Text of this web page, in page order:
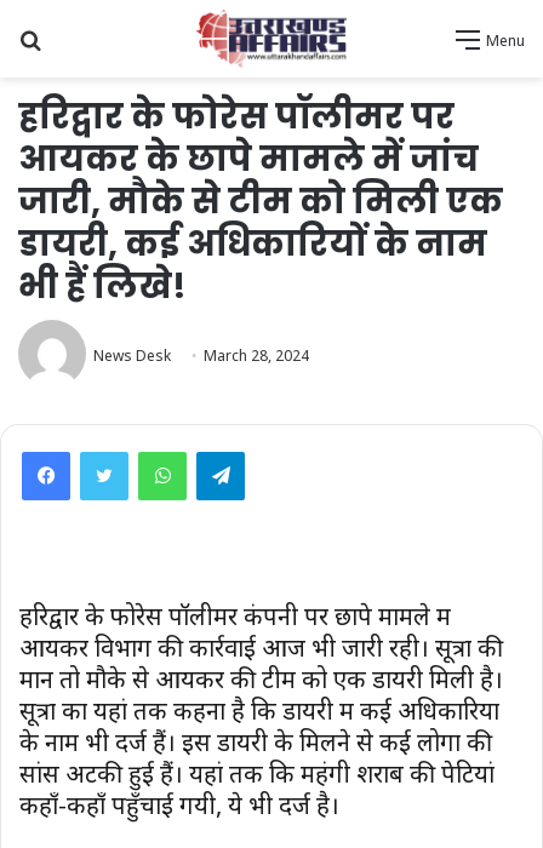
Menu
हरिद्वार के फोरेस पॉलीमर पर
आयकर के छापे मामले में जांच
जारी, मौके से टीम को मिली एक
डायरी, कई अधिकारियों के नाम
भी हैं लिखे!
News Desk March 28, 2024
WhatsAppTelegram
हरिद्वार के फोरेस पॉलीमर कंपनी पर छापे मामले में
आयकर विभाग की कार्रवाई आज भी जारी रही। सूत्रों की
मानें तो मौके से आयकर की टीम को एक डायरी मिली है।
सूत्रों का यहां तक कहना है कि डायरी में कई अधिकारियों
के नाम भी दर्ज हैं। इस डायरी के मिलने से कई लोगों की
सांसें अटकी हुई हैं। यहां तक कि महंगी शराब की पेटियां
कहाँ-कहाँ पहुँचाई गयी, ये भी दर्ज है।